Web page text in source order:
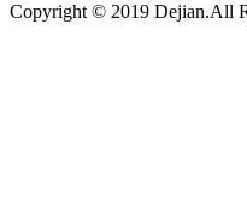
Copyright © 2019 Dejian.All